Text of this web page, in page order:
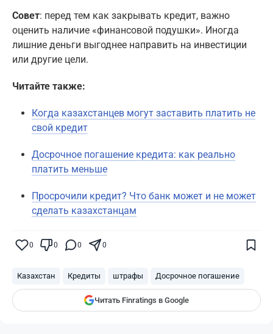
Совет: перед тем как закрывать кредит, важно
оценить наличие «финансовой подушки». Иногда
лишние деньги выгоднее направить на инвестиции
или другие цели.
Читайте также:
Когда казахстанцев могут заставить платить не
свой кредит
Досрочное погашение кредита: как реально
платить меньше
Просрочили кредит? Что банк может и не может
сделать казахстанцам
0 0 0 0
Казахстан Кредиты штрафы Досрочное погашение
Читать Finratings в Google
показываться вам